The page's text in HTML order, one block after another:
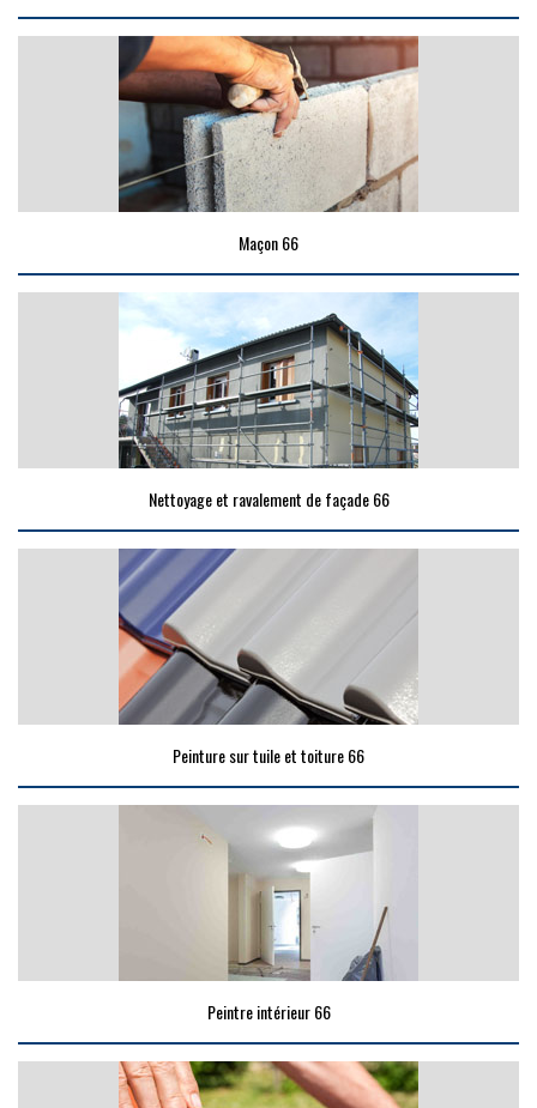
Maçon 66
Nettoyage et ravalement de façade 66
Peinture sur tuile et toiture 66
Peintre intérieur 66